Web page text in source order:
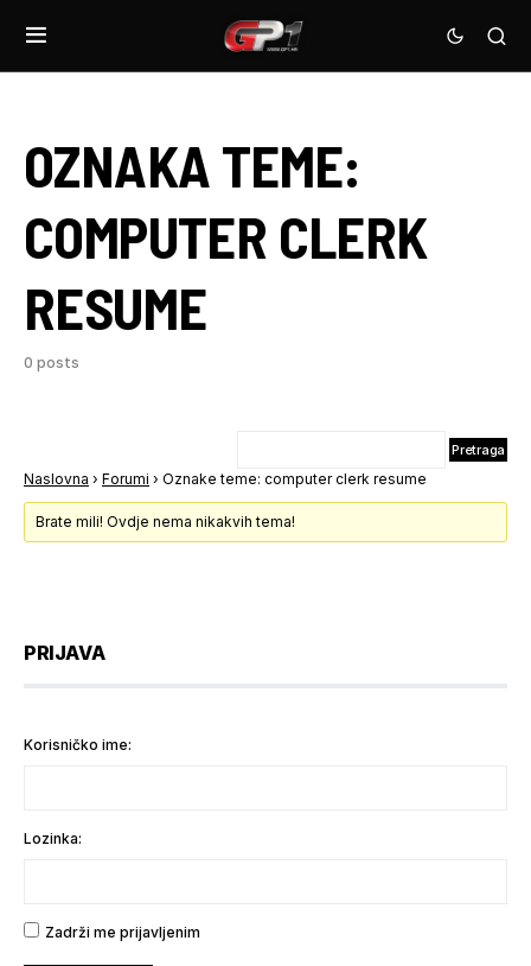
OZNAKA TEME:
COMPUTER CLERK
RESUME
0 posts
Naslovna › Forumi › Oznake teme: computer clerk resume
Brate mili! Ovdje nema nikakvih tema!
PRIJAVA
Korisničko ime:
Lozinka:
Zadrži me prijavljenim